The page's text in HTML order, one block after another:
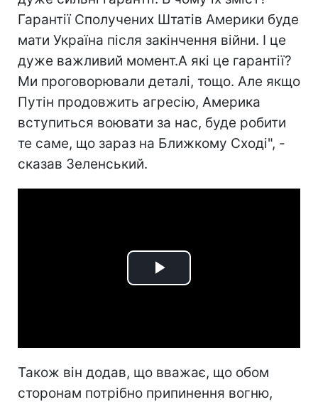
Гарантії Сполучених Штатів Америки буде
мати Україна після закінчення війни. І це
дуже важливий момент.А які це гарантії?
Ми проговорювали деталі, тощо. Але якщо
Путін продовжить агресію, Америка
вступиться воювати за нас, буде робити
те саме, що зараз на Ближкому Сході", -
сказав Зеленський.
Play
Також він додав, що вважає, що обом
сторонам потрібно припинення вогню,